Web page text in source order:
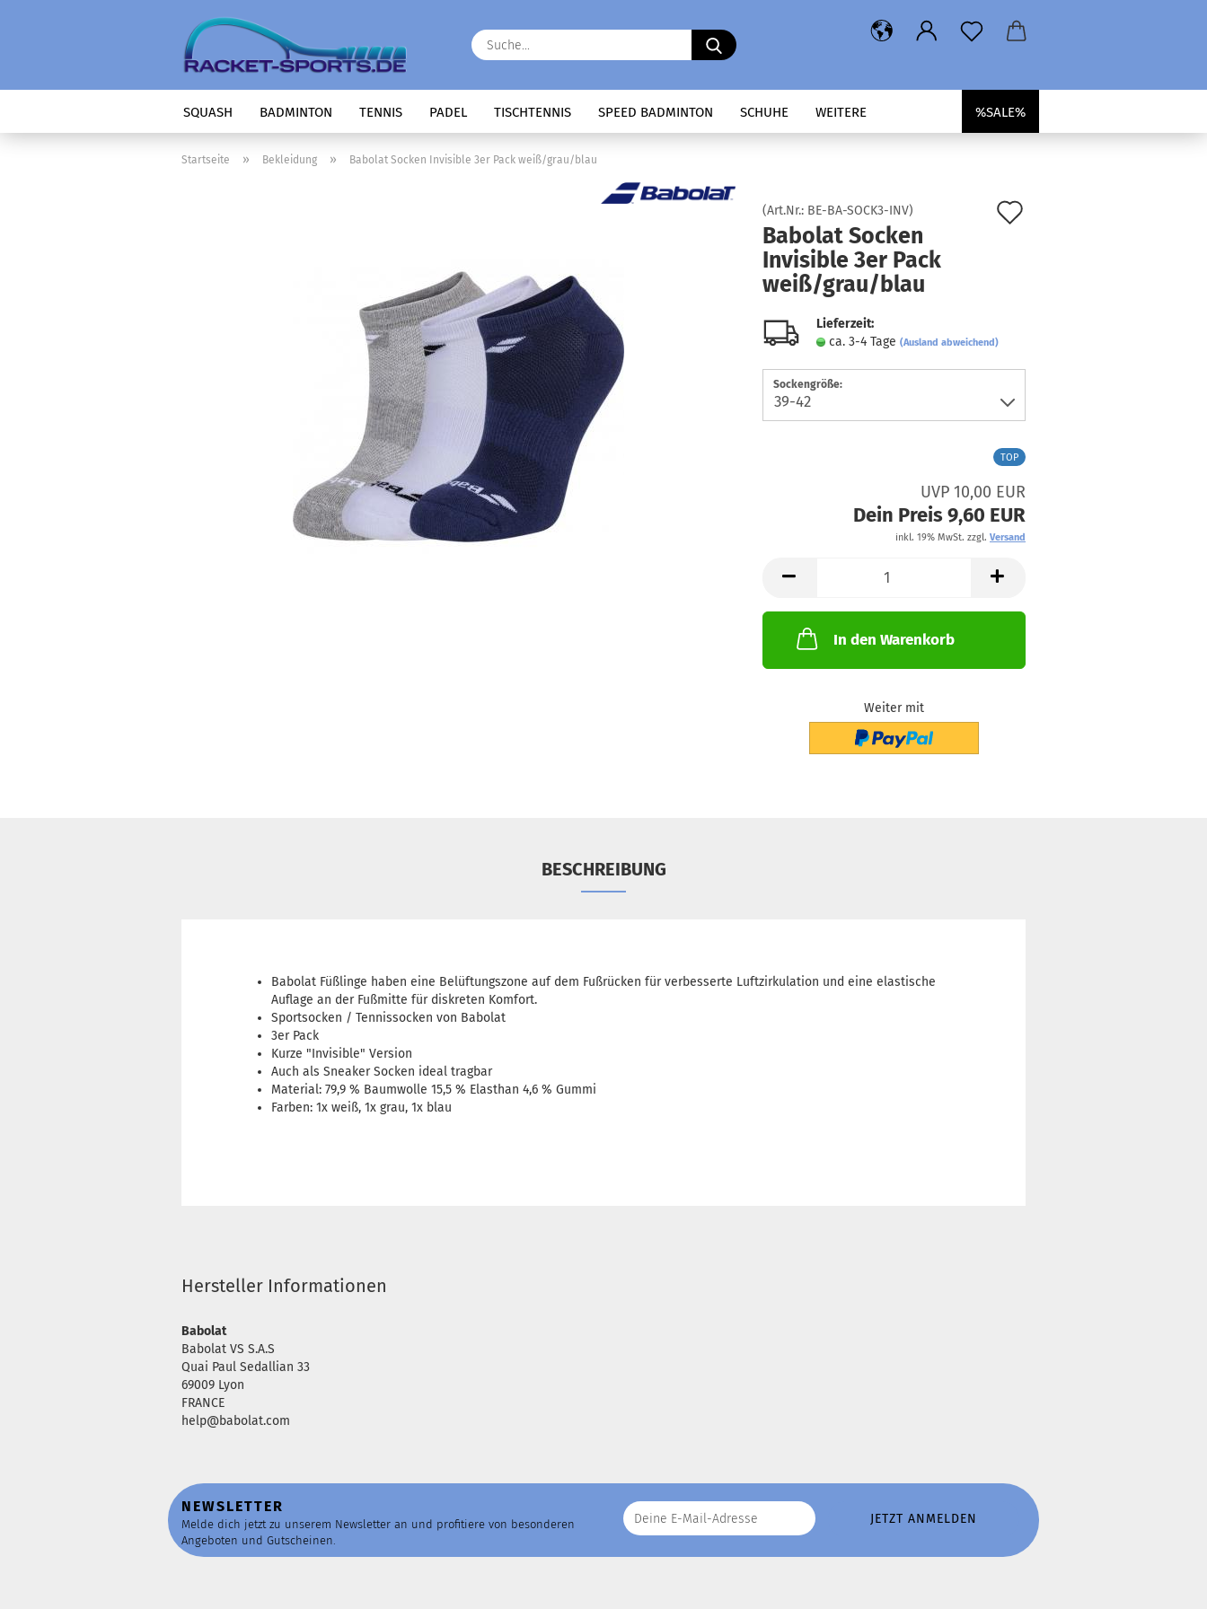
Suche...
SQUASH BADMINTON TENNIS PADEL TISCHTENNIS SPEED BADMINTON SCHUHE %SALE%
WEITERE
Startseite » Bekleidung » Babolat Socken Invisible 3er Pack weiß/grau/blau
(Art.Nr.: BE-BA-SOCK3-INV)
Babolat Socken
Invisible 3er Pack
weiß/grau/blau
Lieferzeit:
ca. 3-4 Tage (Ausland abweichend)
Sockengröße:
TOP
UVP 10,00 EUR
Dein Preis 9,60 EUR
inkl. 19% MwSt. zzgl. Versand
In den Warenkorb
Weiter mit
BESCHREIBUNG
Babolat Füßlinge haben eine Belüftungszone auf dem Fußrücken für verbesserte Luftzirkulation und eine elastische
Auflage an der Fußmitte für diskreten Komfort.
Sportsocken / Tennissocken von Babolat
3er Pack
Kurze "Invisible" Version
Auch als Sneaker Socken ideal tragbar
Material: 79,9 % Baumwolle 15,5 % Elasthan 4,6 % Gummi
Farben: 1x weiß, 1x grau, 1x blau
Hersteller Informationen
Babolat
Babolat VS S.A.S
Quai Paul Sedallian 33
69009 Lyon
FRANCE
help@babolat.com
NEWSLETTER
Melde dich jetzt zu unserem Newsletter an und profitiere von besonderen
Angeboten und Gutscheinen.